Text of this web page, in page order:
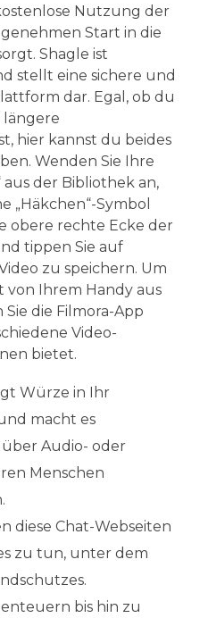
Nutzung der
Start in die
Shagle ist
stellt eine sichere und
dar. Egal, ob du
längere
hier kannst du beides
Wenden Sie Ihre
der Bibliothek an,
„Häkchen“-Symbol
obere rechte Ecke der
tippen Sie auf
zu speichern. Um
von Ihrem Handy aus
die Filmora-App
Video-
bietet.
Würze in Ihr
macht es
über Audio- oder
Menschen
diese Chat-Webseiten
zu tun, unter dem
bis hin zu